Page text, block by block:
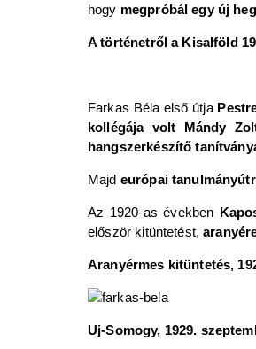
hogy megpróbál egy új
A történetről a Kisalföld
Farkas Béla első útja
kollégája volt Mándy
hangszerkészítő
Majd európai
Az 1920-as években
először kitüntetést,
Aranyérmes kitüntetés,
Uj-Somogy, 1929.